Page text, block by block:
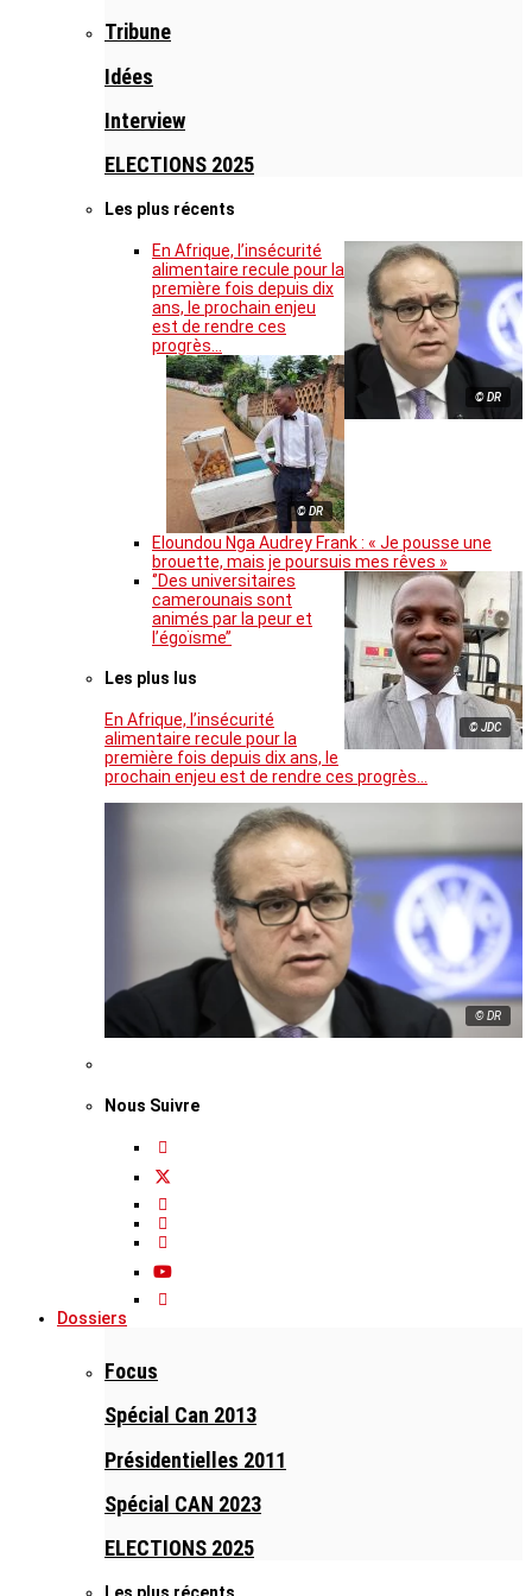
Tribune
Idées
Interview
ELECTIONS 2025
Les plus récents
© DR
En Afrique, l’insécurité
alimentaire recule pour la
première fois depuis dix
ans, le prochain enjeu
est de rendre ces
progrès…
© DR
Eloundou Nga Audrey Frank : « Je pousse une
brouette, mais je poursuis mes rêves »
© JDC
‘’Des universitaires
camerounais sont
animés par la peur et
l’égoïsme’’
Les plus lus
En Afrique, l’insécurité
alimentaire recule pour la
première fois depuis dix ans, le
prochain enjeu est de rendre ces progrès…
© DR
Nous Suivre
Dossiers
Focus
Spécial Can 2013
Présidentielles 2011
Spécial CAN 2023
ELECTIONS 2025